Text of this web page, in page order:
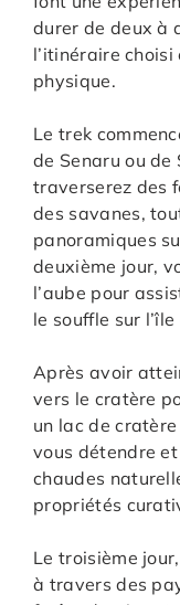
durer de deux à
l’itinéraire
physique.
Le trek
de Senaru ou de
traverserez des
des savanes,
panoramiques
deuxième jour,
l’aube pour
le souffle sur
Après avoir
vers le cratère
un lac de
vous détendre
chaudes
propriétés
Le troisième
à travers des